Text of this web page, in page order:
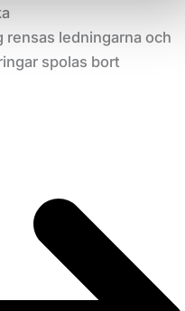
ledningarna och
spolas bort